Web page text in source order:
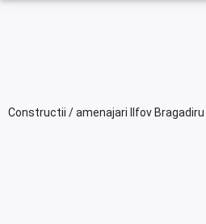
Constructii / amenajari Ilfov Bragadiru